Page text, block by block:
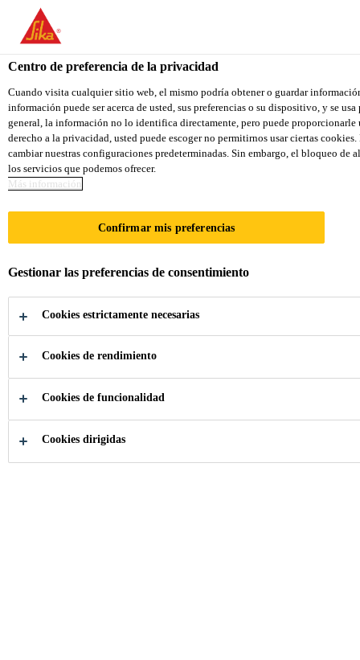
You are accessing "Sika Colombia", it seems you are accessing it
your country.
TO SIKA USA STAY ON THE SIKA COLOMBIA
Sika Colombia
ENVOLVENTE
PROTECTORA
Productos de calidad y soluciones
integrales para la protección y decoración
de toda la envolvente del edificio.
Centro de preferencia de la privacidad
Cuando visita cualquier sitio web, el mismo podría obtener o guardar
información puede ser acerca de usted, sus preferencias o su dispositivo, y se
general, la información no lo identifica directamente, pero puede proporcionarle
derecho a la privacidad, usted puede escoger no permitirnos usar ciertas
cambiar nuestras configuraciones predeterminadas. Sin embargo, el bloqueo
los servicios que podemos ofrecer.
Más información
Confirmar mis preferencias
Gestionar las preferencias de consentimiento
Cookies estrictamente necesarias
Cookies de rendimiento
Cookies de funcionalidad
Cookies dirigidas